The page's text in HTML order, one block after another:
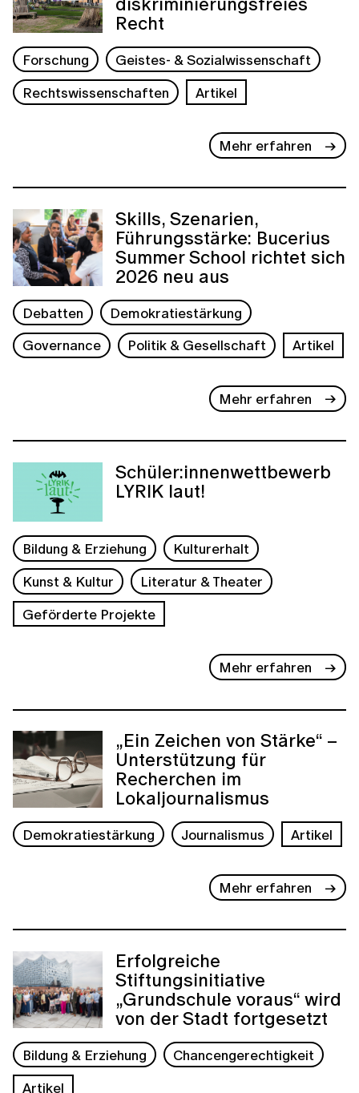
Recht
Forschung
Geistes- & Sozialwissenschaft
Rechtswissenschaften
Artikel
Mehr erfahren
Skills, Szenarien,
Führungsstärke: Bucerius
Summer School richtet sich
2026 neu aus
Debatten
Demokratiestärkung
Governance
Politik & Gesellschaft Artikel
Mehr erfahren
Schüler:innenwettbewerb
LYRIK laut!
Bildung & Erziehung
Kulturerhalt
Kunst & Kultur
Literatur & Theater
Geförderte Projekte
Mehr erfahren
„Ein Zeichen von Stärke“ –
Unterstützung für
Recherchen im
Lokaljournalismus
Demokratiestärkung Journalismus Artikel
Mehr erfahren
Erfolgreiche
Stiftungsinitiative
„Grundschule voraus“ wird
von der Stadt fortgesetzt
Bildung & Erziehung
Chancengerechtigkeit
Artikel